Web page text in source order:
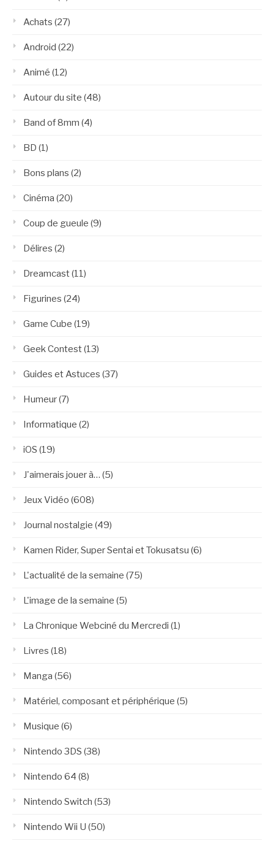
Achats (27)
Android (22)
Animé (12)
Autour du site (48)
Band of 8mm (4)
BD (1)
Bons plans (2)
Cinéma (20)
Coup de gueule (9)
Délires (2)
Dreamcast(11)
Figurines (24)
Game Cube (19)
Geek Contest(13)
Guides et Astuces (37)
Humeur(7)
Informatique (2)
iOS (19)
J'aimerais jouer à… (5)
Jeux Vidéo (608)
Journal nostalgie (49)
Kamen Rider, Super Sentai et Tokusatsu (6)
L'actualité de la semaine (75)
L'image de la semaine (5)
La Chronique Webciné du Mercredi (1)
Livres (18)
Manga (56)
Matériel, composant et périphérique (5)
Musique (6)
Nintendo 3DS (38)
Nintendo 64 (8)
Nintendo Switch (53)
Nintendo Wii U (50)